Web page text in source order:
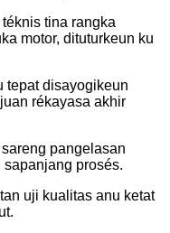
tina rangka
motor, dituturkeun ku
tepat disayogikeun
rékayasa akhir
pangelasan
prosés.
uji kualitas anu ketat